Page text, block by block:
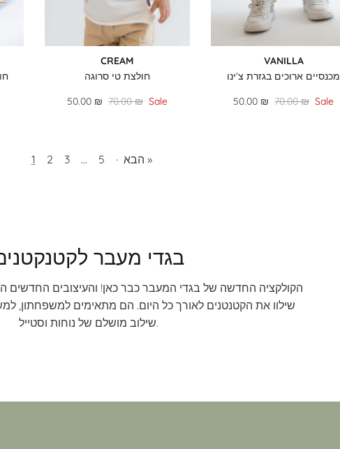
CREAM
חולצת טי סרוגה
50.00 ₪ 70.00 ₪ Sale
VANILLA
מכנסיים ארוכים בגזרת צ'ינו
50.00 ₪ 70.00 ₪ Sale
1 2 3 … 5 · הבא »
בגדי מעבר
הקולקציה החדשה של בגדי המעבר כבר כאן! והעיצובים החדשים
שילוו את הקטנטנים לאורך כל היום. הם מתאימים למשפחתון,
שילוב מושלם של נוחות וסטייל.